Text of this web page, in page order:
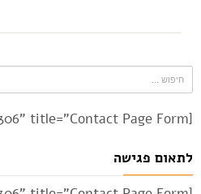
[contact-form-7 id="3306" title="Contact Page Form"]
לתאום פגישה